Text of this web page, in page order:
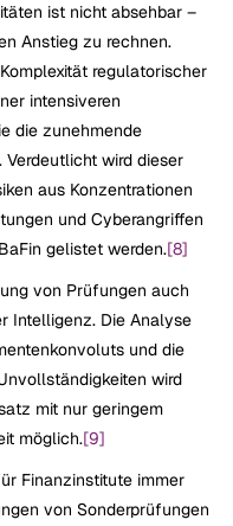
ist nicht absehbar –
Anstieg zu rechnen.
regulatorischer
intensiveren
die zunehmende
Verdeutlicht wird dieser
aus Konzentrationen
und Cyberangriffen
gelistet werden.[8]
von Prüfungen auch
Intelligenz. Die Analyse
und die
wird
mit nur geringem
möglich.[9]
Finanzinstitute immer
von Sonderprüfungen